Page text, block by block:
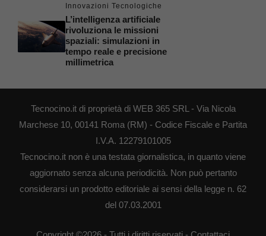
Innovazioni Tecnologiche
L’intelligenza artificiale
rivoluziona le missioni
spaziali: simulazioni in
tempo reale e precisione
millimetrica
Tecnocino.it di proprietà di WEB 365 SRL - Via Nicola
Marchese 10, 00141 Roma (RM) - Codice Fiscale e Partita
I.V.A. 12279101005
Tecnocino.it non è una testata giornalistica, in quanto viene
aggiornato senza alcuna periodicità. Non può pertanto
considerarsi un prodotto editoriale ai sensi della legge n. 62
del 07.03.2001